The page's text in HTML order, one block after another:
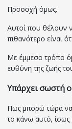
Προσοχή όμως.
Αυτοί που θέλουν
πιθανότερο είναι
Με έμμεσο τρόπο
ευθύνη της ζωής
Υπάρχει σωστή
Πως μπορώ τώρα
το κάνω αυτό, ίσως